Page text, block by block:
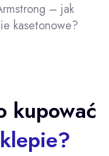
– jak
kasetonowe?
kupować